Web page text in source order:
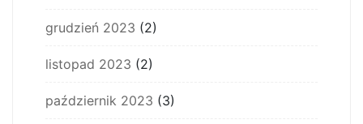
grudzień 2023 (2)
listopad 2023 (2)
październik 2023 (3)